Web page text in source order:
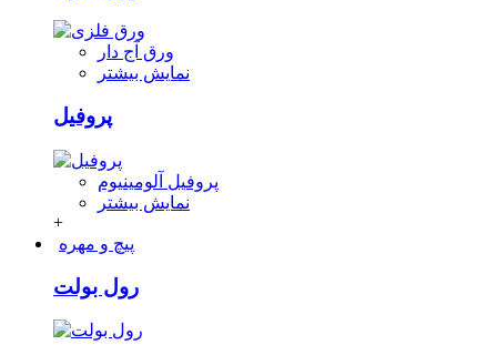
ورق آج دار
نمایش بیشتر
پروفیل
پروفیل آلومینیوم
نمایش بیشتر
+
پیچ و مهره
رول بولت